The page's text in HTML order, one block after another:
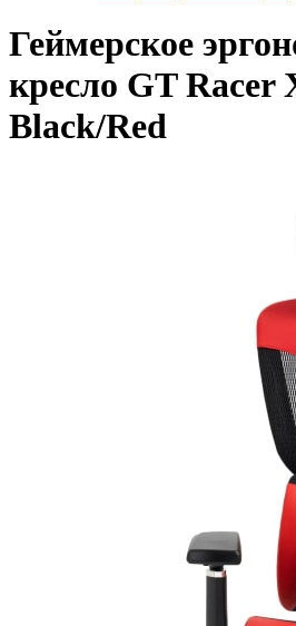
Геймерское
кресло GT Racer
Black/Red